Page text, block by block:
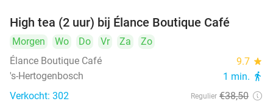
High tea (2 uur) bij Élance Boutique Café
Morgen Wo Do Vr Za
Zo
Élance Boutique Café
9.7 star
's-Hertogenbosch 1 min. directions_walk
Verkocht: 302 Regulier €38,50